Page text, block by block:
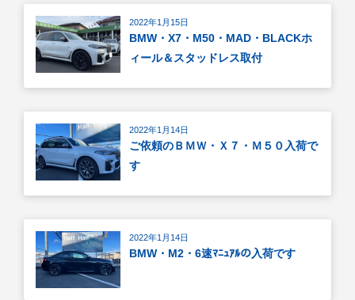
2022年1月15日
BMW・X7・M50・MAD・BLACKホ
ィール＆スタッドレス取付
2022年1月14日
ご依頼のＢＭＷ・Ｘ７・Ｍ５０入荷で
す
2022年1月14日
BMW・M2・6速ﾏﾆｭｱﾙの入荷です